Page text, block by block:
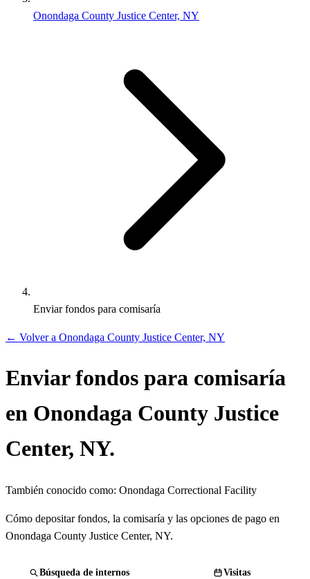
Onondaga County Justice Center, NY
Enviar fondos para comisaría
← Volver a Onondaga County Justice Center, NY
Enviar fondos para comisaría
en Onondaga County Justice
Center, NY.
También conocido como: Onondaga Correctional Facility
Cómo depositar fondos, la comisaría y las opciones de pago en
Onondaga County Justice Center, NY.
Búsqueda de internos Visitas